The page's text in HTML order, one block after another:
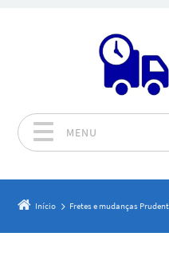
MENU
Início Fretes e mudanças